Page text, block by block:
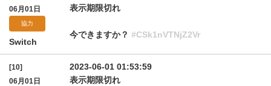
06月01日
協力
Switch
表示期限切れ
今できますか？ #CSk1nVTNjZ2Vr
[10]
06月01日
2023-06-01 01:53:59
表示期限切れ